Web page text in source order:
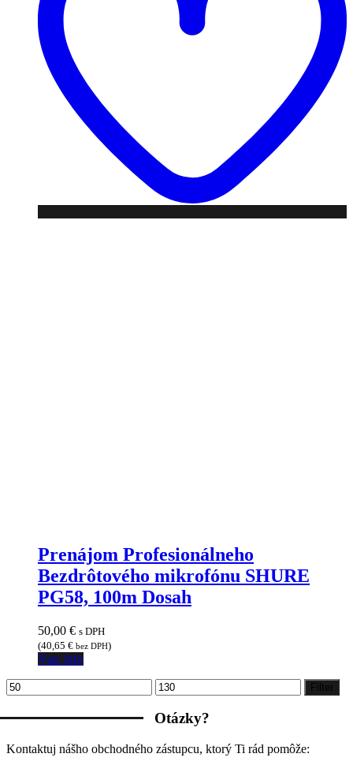
Prenájom Profesionálneho
Bezdrôtového mikrofónu SHURE
PG58, 100m Dosah
50,00 € s DPH
(40,65 € bez DPH)
Viac info
Minimálna
cena
Maximálna
cena
Filter
Otázky?
Kontaktuj nášho obchodného zástupcu, ktorý Ti rád pomôže: